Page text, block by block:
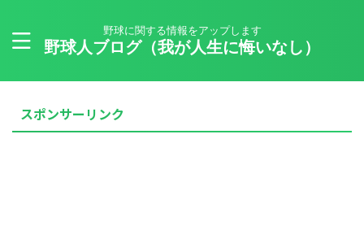
野球に関する情報をアップします
野球人ブログ（我が人生に悔いなし）
スポンサーリンク